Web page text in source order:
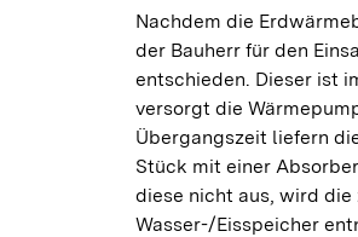
Nachdem die
der Bauherr für den
entschieden. Dieser ist
versorgt die
Übergangszeit liefern
Stück mit einer
diese nicht aus, wird
Wasser-/Eisspeicher